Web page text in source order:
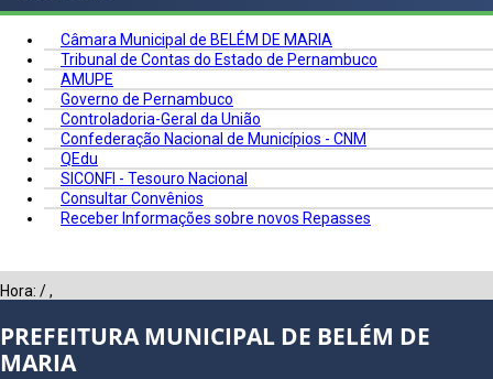
Câmara Municipal de BELÉM DE MARIA
Tribunal de Contas do Estado de Pernambuco
AMUPE
Governo de Pernambuco
Controladoria-Geral da União
Confederação Nacional de Municípios - CNM
QEdu
SICONFI - Tesouro Nacional
Consultar Convênios
Receber Informações sobre novos Repasses
Hora: /,
PREFEITURA MUNICIPAL DE BELÉM DE
MARIA